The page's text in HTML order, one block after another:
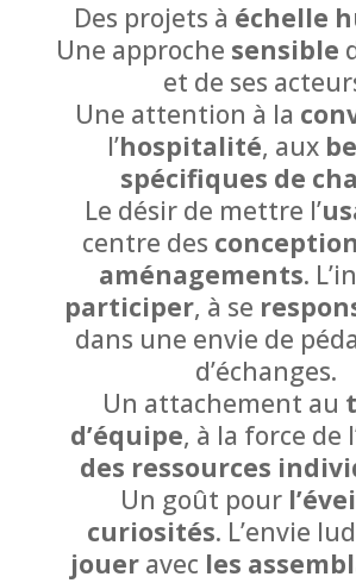
Des projets à échelle
Une approche sensible
et de ses
Une attention à la
l’hospitalité, aux
spécifiques de
Le désir de mettre l’
centre des
aménagements.
participer, à se
dans une envie de
d’échanges.
Un attachement au
d’équipe, à la force de
des ressources
Un goût pour
curiosités. L’envie
jouer avec les